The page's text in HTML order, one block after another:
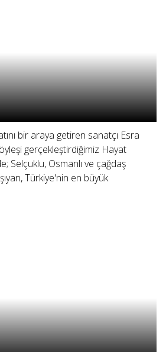
bir araya getiren sanatçı Esra
gerçekleştirdiğimiz Hayat
Selçuklu, Osmanlı ve çağdaş
Türkiye'nin en büyük